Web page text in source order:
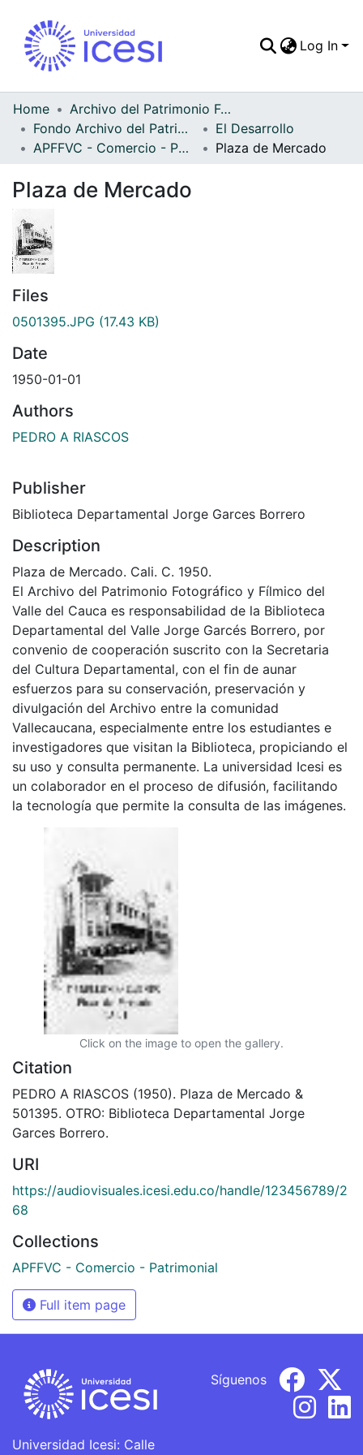
Statistics
Log In
Home
Archivo del Patrimonio Fotográfico y Fílmico del Valle del Cauca
Fondo Archivo del Patrimonio Fotográfico y Fílmico del Valle del Cauca
El Desarrollo
APFFVC - Comercio - Patrimonial
Plaza de Mercado
Plaza de Mercado
Files
0501395.JPG (17.43 KB)
Date
1950-01-01
Authors
PEDRO A RIASCOS
Publisher
Biblioteca Departamental Jorge Garces Borrero
Description
Plaza de Mercado. Cali. C. 1950.
El Archivo del Patrimonio Fotográfico y Fílmico del
Valle del Cauca es responsabilidad de la Biblioteca
Departamental del Valle Jorge Garcés Borrero, por
convenio de cooperación suscrito con la Secretaria
del Cultura Departamental, con el fin de aunar
esfuerzos para su conservación, preservación y
divulgación del Archivo entre la comunidad
Vallecaucana, especialmente entre los estudiantes e
investigadores que visitan la Biblioteca, propiciando el
su uso y consulta permanente. La universidad Icesi es
un colaborador en el proceso de difusión, facilitando
la tecnología que permite la consulta de las imágenes.
Click on the image to open the gallery.
Citation
PEDRO A RIASCOS (1950). Plaza de Mercado &
501395. OTRO: Biblioteca Departamental Jorge
Garces Borrero.
URI
https://audiovisuales.icesi.edu.co/handle/123456789/2
68
Collections
APFFVC - Comercio - Patrimonial
Full item page
Universidad Icesi: Calle
Síguenos